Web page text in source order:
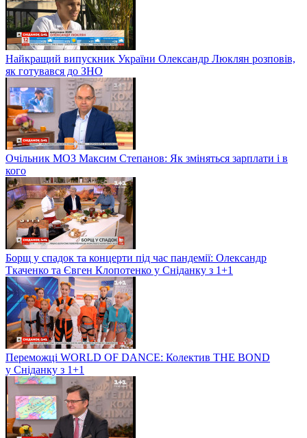
Найкращий випускник України Олександр Люклян розповів,
як готувався до ЗНО
Очільник МОЗ Максим Степанов: Як зміняться зарплати і в
кого
Борщ у спадок та концерти під час пандемії: Олександр
Ткаченко та Євген Клопотенко у Сніданку з 1+1
Переможці WORLD OF DANCE: Колектив THE BOND
у Сніданку з 1+1